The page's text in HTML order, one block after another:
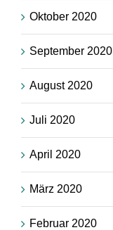
Oktober 2020
September 2020
August 2020
Juli 2020
April 2020
März 2020
Februar 2020